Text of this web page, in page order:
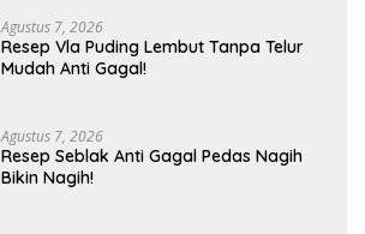
Agustus 7, 2026
Resep Vla Puding Lembut Tanpa Telur
Mudah Anti Gagal!
Agustus 7, 2026
Resep Seblak Anti Gagal Pedas Nagih
Bikin Nagih!